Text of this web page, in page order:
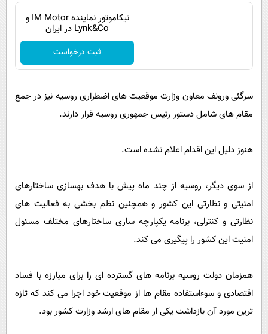
محیط زیست
سلامت
اجتماعی
حیات وحش
سیاست خارجی
نیکاموتور نماینده IM Motor و
Lynk&Co در ایران
ثبت درخواست
سرگئی ورونف معاون وزارت موقعیت های اضطراری روسیه نیز در جمع
مقام های شامل دستور رئیس جمهوری روسیه قرار دارند.
هنوز دلیل این اقدام اعلام نشده است.
از سوی دیگر، روسیه از چند ماه پیش با هدف بهسازی ساختارهای
امنیتی و نظارتی این کشور و همچنین نظم بخشی به فعالیت های
نظارتی و کنترلی، برنامه یکپارچه سازی ساختارهای مختلف مسئول
امنیت این کشور را پیگیری می کند.
همزمان دولت روسیه برنامه های گسترده ای را برای مبارزه با فساد
اقتصادی و سوءاستفاده مقام ها از موقعیت خود اجرا می کند که تازه
ترین مورد آن بازداشت یکی از مقام های ارشد وزارت کشور بود.